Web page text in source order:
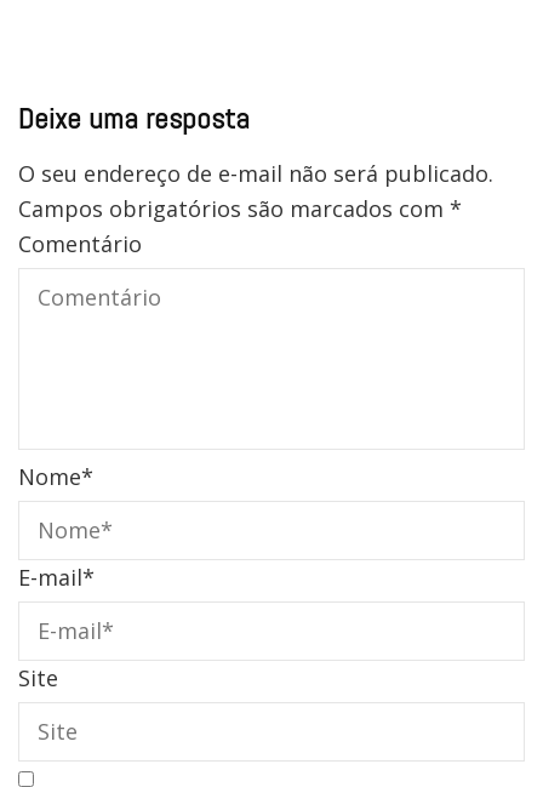
Deixe uma resposta
O seu endereço de e-mail não será publicado.
Campos obrigatórios são marcados com *
Comentário
Nome*
E-mail*
Site